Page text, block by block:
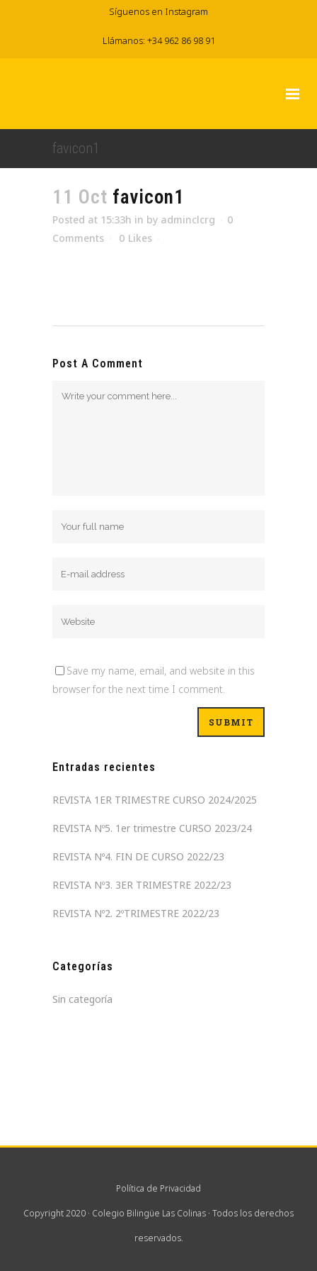
Síguenos en Instagram
Llámanos: +34 962 86 98 91
favicon1
11 Oct favicon1
Posted at 15:33h in by adminclcrg
0
Comments
0 Likes
Post A Comment
Save my name, email, and website in this
browser for the next time I comment.
Entradas recientes
REVISTA 1ER TRIMESTRE CURSO 2024/2025
REVISTA Nº5. 1er trimestre CURSO 2023/24
REVISTA Nº4. FIN DE CURSO 2022/23
REVISTA Nº3. 3ER TRIMESTRE 2022/23
REVISTA Nº2. 2ºTRIMESTRE 2022/23
Categorías
Sin categoría
Política de Privacidad
Copyright 2020 · Colegio Bilingüe Las Colinas · Todos los derechos
reservados.